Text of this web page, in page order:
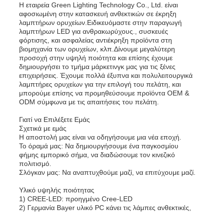
Η εταιρεία Green Lighting Technology Co., Ltd. είναι
αφοσιωμένη στην κατασκευή ανθεκτικών σε έκρηξη
λαμπτήρων ορυχείων.Ειδικευόμαστε στην παραγωγή
λαμπτήρων LED για ανθρακωρύχους., συσκευές
φόρτισης, και ασφαλείας αντιέκρηξη προϊόντα στη
βιομηχανία των ορυχείων, κλπ.Δίνουμε μεγαλύτερη
προσοχή στην υψηλή ποιότητα και επίσης έχουμε
δημιουργήσει το τμήμα μάρκετινγκ μας για τις ξένες
επιχειρήσεις. Έχουμε πολλά έξυπνα και πολυλειτουργικά
λαμπτήρες ορυχείων για την επιλογή του πελάτη, και
μπορούμε επίσης να προμηθεύσουμε προϊόντα OEM &
ODM σύμφωνα με τις απαιτήσεις του πελάτη.
Γιατί να Επιλέξετε Εμάς
Σχετικά με εμάς
Η αποστολή μας είναι να οδηγήσουμε μια νέα εποχή.
Το όραμά μας: Να δημιουργήσουμε ένα παγκοσμίου
φήμης εμπορικό σήμα, να διαδώσουμε τον κινεζικό
πολιτισμό.
Σλόγκαν μας: Να αναπτυχθούμε μαζί, να επιτύχουμε μαζί.
Υλικό υψηλής ποιότητας
1) CREE-LED: προηγμένο Cree-LED
2) Γερμανία Bayer υλικό PC κάνει τις λάμπες ανθεκτικές,